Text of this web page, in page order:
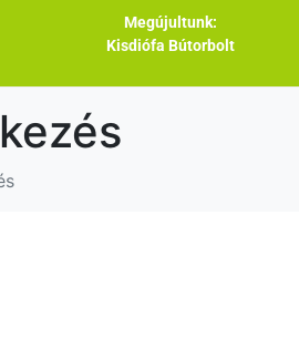
Megújultunk:
Kisdiófa Bútorbolt